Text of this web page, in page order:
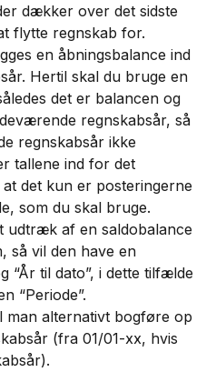
dækker over det sidste
flytte regnskab for.
en åbningsbalance ind
Hertil skal du bruge en
det er balancen og
regnskabsår, så
regnskabsår ikke
tallene ind for det
det kun er posteringerne
som du skal bruge.
udtræk af en saldobalance
så vil den have en
“År til dato”, i dette tilfælde
“Periode”.
man alternativt bogføre op
(fra 01/01-xx, hvis